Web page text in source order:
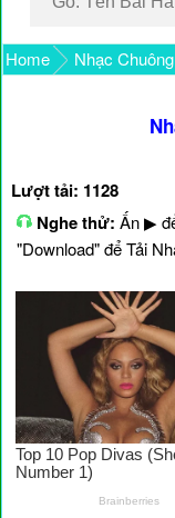
Home Nhạc
Lượt tải: 1128
Nghe thử: Ấn ▶
"Download" để Tải